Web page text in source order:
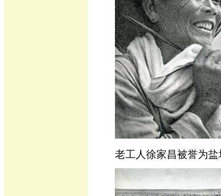
老工人徐家昌被誉为盐